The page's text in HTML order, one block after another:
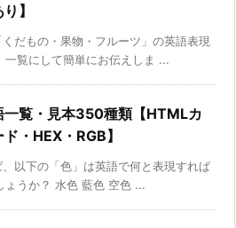
】
だもの・果物・フルーツ」の英語表現
一覧にして簡単にお伝えしま ...
一覧・見本350種類【HTMLカ
・HEX・RGB】
、以下の「色」は英語で何と表現すれば
ょうか？ 水色 藍色 空色 ...